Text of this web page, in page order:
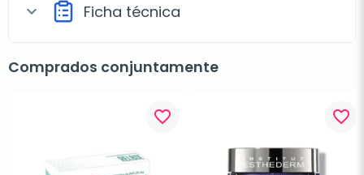
expand_more Ficha técnica
Comprados conjuntamente
favorite_border favorite_border